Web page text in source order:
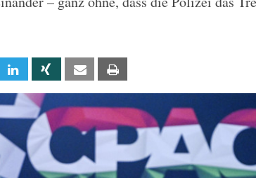
Twitter Linkedin Xing Email